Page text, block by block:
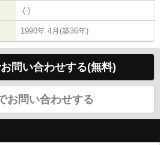
-(-)
1990年 4月(築36年)
問い合わせする(無料)
お問い合わせする